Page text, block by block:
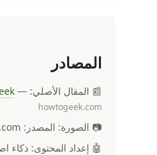
المصادر
📰 المقال الأصلي: —
howtogeek.com
📷 الصورة: المصدر: howtogeek.com
🤖 إعداد المحتوى: ذكاء